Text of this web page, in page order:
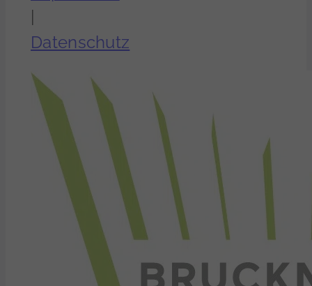
|
Datenschutz